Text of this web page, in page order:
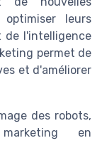
leurs
de l'intelligence
permet de
et d'améliorer
des robots,
en